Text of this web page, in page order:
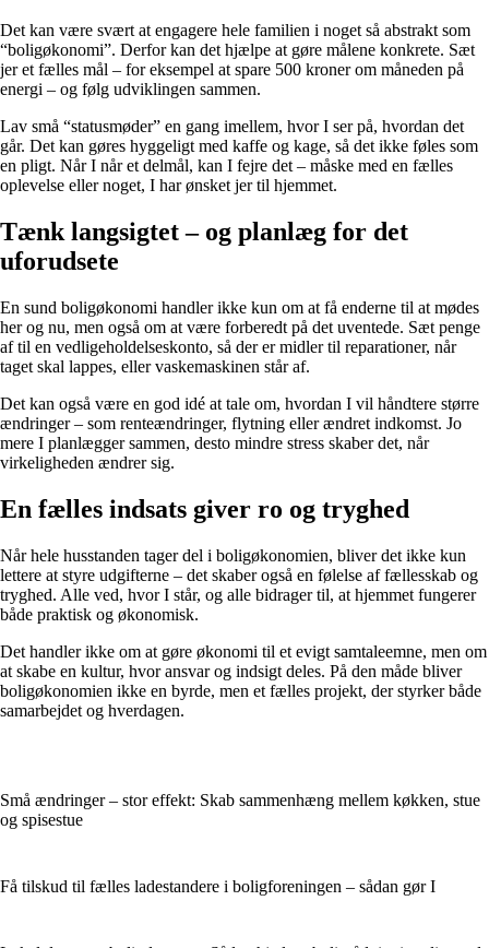
Det kan være svært at engagere hele familien i noget så abstrakt som
“boligøkonomi”. Derfor kan det hjælpe at gøre målene konkrete. Sæt
jer et fælles mål – for eksempel at spare 500 kroner om måneden på
energi – og følg udviklingen sammen.
Lav små “statusmøder” en gang imellem, hvor I ser på, hvordan det
går. Det kan gøres hyggeligt med kaffe og kage, så det ikke føles som
en pligt. Når I når et delmål, kan I fejre det – måske med en fælles
oplevelse eller noget, I har ønsket jer til hjemmet.
Tænk langsigtet – og planlæg for det
uforudsete
En sund boligøkonomi handler ikke kun om at få enderne til at mødes
her og nu, men også om at være forberedt på det uventede. Sæt penge
af til en vedligeholdelseskonto, så der er midler til reparationer, når
taget skal lappes, eller vaskemaskinen står af.
Det kan også være en god idé at tale om, hvordan I vil håndtere større
ændringer – som renteændringer, flytning eller ændret indkomst. Jo
mere I planlægger sammen, desto mindre stress skaber det, når
virkeligheden ændrer sig.
En fælles indsats giver ro og tryghed
Når hele husstanden tager del i boligøkonomien, bliver det ikke kun
lettere at styre udgifterne – det skaber også en følelse af fællesskab og
tryghed. Alle ved, hvor I står, og alle bidrager til, at hjemmet fungerer
både praktisk og økonomisk.
Det handler ikke om at gøre økonomi til et evigt samtaleemne, men om
at skabe en kultur, hvor ansvar og indsigt deles. På den måde bliver
boligøkonomien ikke en byrde, men et fælles projekt, der styrker både
samarbejdet og hverdagen.
Små ændringer – stor effekt: Skab sammenhæng mellem køkken, stue
og spisestue
Få tilskud til fælles ladestandere i boligforeningen – sådan gør I